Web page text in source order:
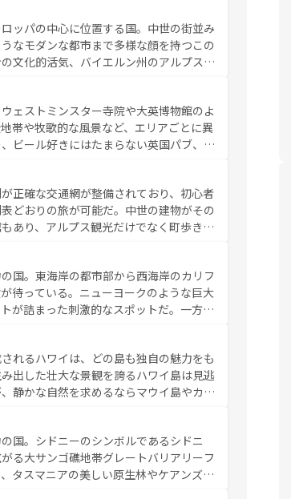
地であるランス、プロヴァンスの香り高
に、パリ以外の地域にも魅力が溢れてお
パリ以外の個性あふれる地方に足を運ぶ
とそれぞれで全く異なる文化を体験できるだろう。 なお、新着のフランス情報はコンテンツ
ッパの中心に位置する国。中世の街並み
なモダンな都市まで多様な顔を持つこの
文化的活気、バイエルン州のアルプスの
てほしい。 なお、新着のド
ェストミンスター寺院や大英博物館のよ
帯や牧歌的な風景など、エリアごとに異
ビール好きにはたまらない英国パブ、サ
正確な交通網が整備されており、初心者
どおりの旅が可能だ。中世の建物がその
あり、アルプス観光だけでなく町歩きも
むこともできる。 なお、新着
国。東海岸の都市部から西海岸のカリフ
待っている。ニューヨークのような巨大
が詰まった刺激的なスポットだ。一方、
では、音楽と美食が融合した独特の文化
しみながら、その多様性と豊かな歴史を
列車の旅も、アメリカならではの贅沢な
テンツ一覧を参照してほしい。
れるハワイは、どの島も独自の魅力をも
出した壮大な景観を誇るハワイ島は見逃
静かな自然を求めるならマウイ島やカウ
で訪れる人々を迎えてくれるハワイの
ック、伝統的なフラダンスなど、すべて
見と感動が待っているハワイを、存分に
ンツ一覧を参照してほしい。
国。シドニーのシンボルであるシドニ
る大サンゴ礁地帯グレートバリアリーフ
タスマニアの美しい原生林やケアンズの